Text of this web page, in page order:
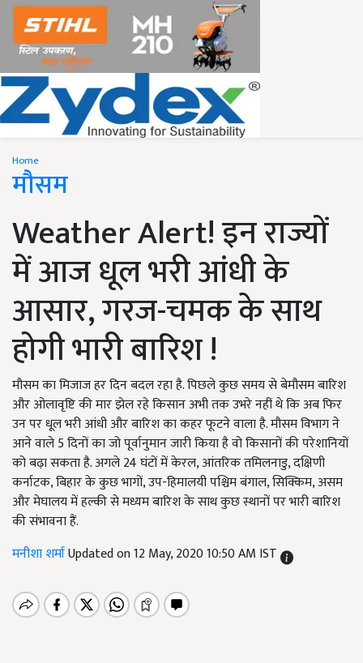
Home
मौसम
Weather Alert! इन राज्यों
में आज धूल भरी आंधी के
आसार, गरज-चमक के साथ
होगी भारी बारिश !
मौसम का मिजाज हर दिन बदल रहा है. पिछले कुछ समय से बेमौसम बारिश
और ओलावृष्टि की मार झेल रहे किसान अभी तक उभरे नहीं थे कि अब फिर
उन पर धूल भरी आंधी और बारिश का कहर फूटने वाला है. मौसम विभाग ने
आने वाले 5 दिनों का जो पूर्वानुमान जारी किया है वो किसानों की परेशानियों
को बढ़ा सकता है. अगले 24 घंटों में केरल, आंतरिक तमिलनाडु, दक्षिणी
कर्नाटक, बिहार के कुछ भागों, उप-हिमालयी पश्चिम बंगाल, सिक्किम, असम
और मेघालय में हल्की से मध्यम बारिश के साथ कुछ स्थानों पर भारी बारिश
की संभावना हैं.
मनीशा शर्माUpdated on 12 May, 2020 10:50 AM IST